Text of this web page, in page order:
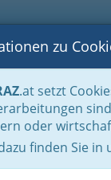
BLOGS F
zu
.at setzt
oder
finden Sie in
& Handwerk,